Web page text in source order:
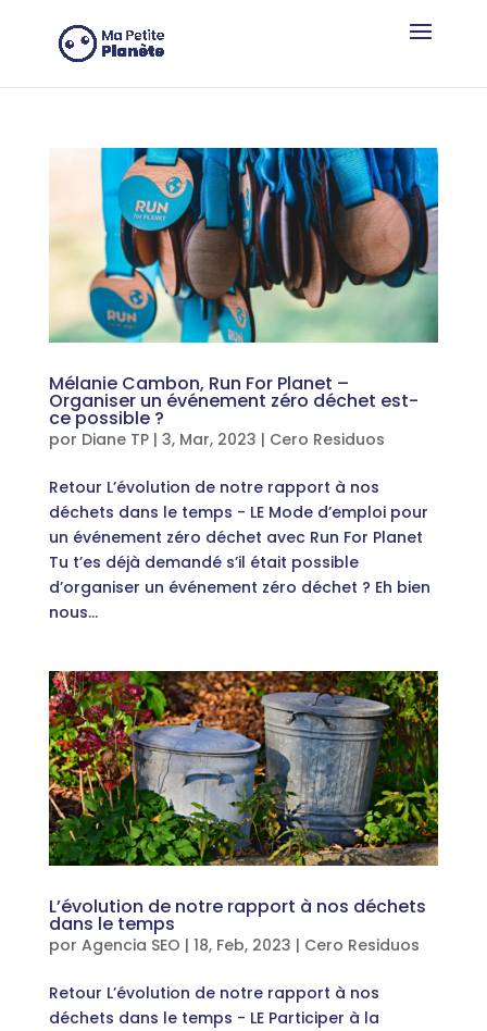
Mélanie Cambon, Run For Planet –
Organiser un événement zéro déchet est-
ce possible ?
por Diane TP| 3, Mar, 2023 | Cero Residuos
Retour L’évolution de notre rapport à nos
déchets dans le temps - LE Mode d’emploi pour
un événement zéro déchet avec Run For Planet
Tu t’es déjà demandé s’il était possible
d’organiser un événement zéro déchet ? Eh bien
nous...
L’évolution de notre rapport à nos déchets
dans le temps
por Agencia SEO | 18, Feb, 2023 | Cero Residuos
Retour L’évolution de notre rapport à nos
déchets dans le temps - LE Participer à la